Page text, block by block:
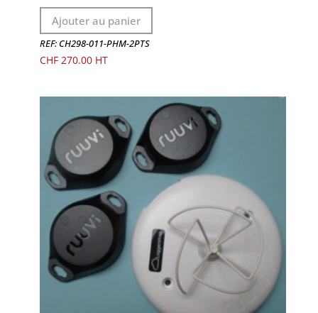
Ajouter au panier
REF: CH298-011-PHM-2PTS
CHF270.00